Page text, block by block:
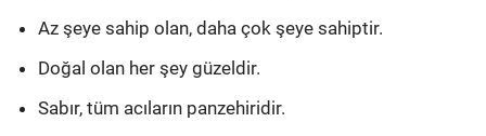
Az şeye sahip olan, daha çok şeye sahiptir.
Doğal olan her şey güzeldir.
Sabır, tüm acıların panzehiridir.